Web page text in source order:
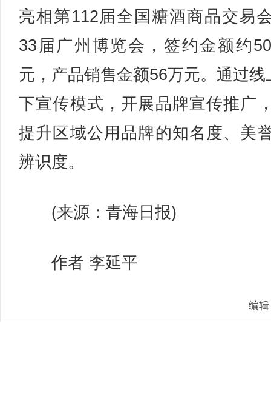
亮相第112届全国糖酒商品交易
33届广州博览会，签约金额约
元，产品销售金额56万元。通过线
下宣传模式，开展品牌宣传推广
提升区域公用品牌的知名度、美
辨识度。
(来源：青海日报)
作者 李延平
编